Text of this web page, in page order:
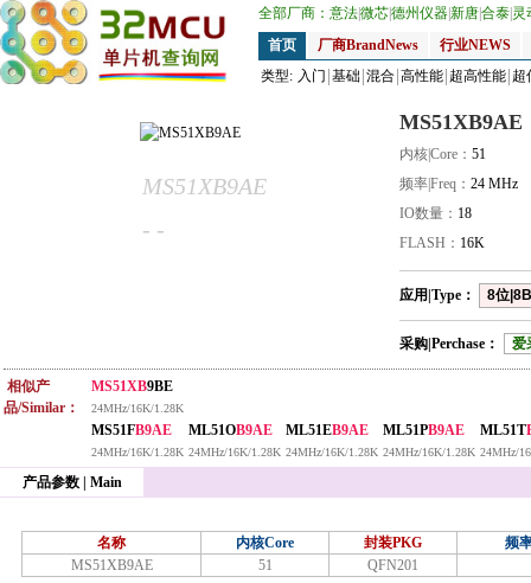
全部厂商： 意法微芯德州仪器新唐合泰 灵
首页
厂商BrandNews
行业NEWS
类型: 入门 基础 混合 高性能 超高性能 超
MS51XB9AE
- -
MS51XB9AE
内核|Core： 51
频率|Freq： 24 MHz
IO数量： 18
FLASH： 16K
应用|Type： 8位
采购|Perchase： 爱
相似产
品/Similar：
MS51XB9BE
24MHz/16K/1.28K
MS51FB9AE
24MHz/16K/1.28K
ML51OB9AE
24MHz/16K/1.28K
ML51EB9AE
24MHz/16K/1.28K
ML51PB9AE
24MHz/16K/1.28K
ML51T
24MHz/
产品参数 | Main
名称 内核Core 封装PKG
频
MS51XB9AE
51 QFN201